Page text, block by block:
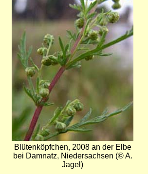
Blütenköpfchen, 2008 an der Elbe
bei Damnatz, Niedersachsen (© A.
Jagel)